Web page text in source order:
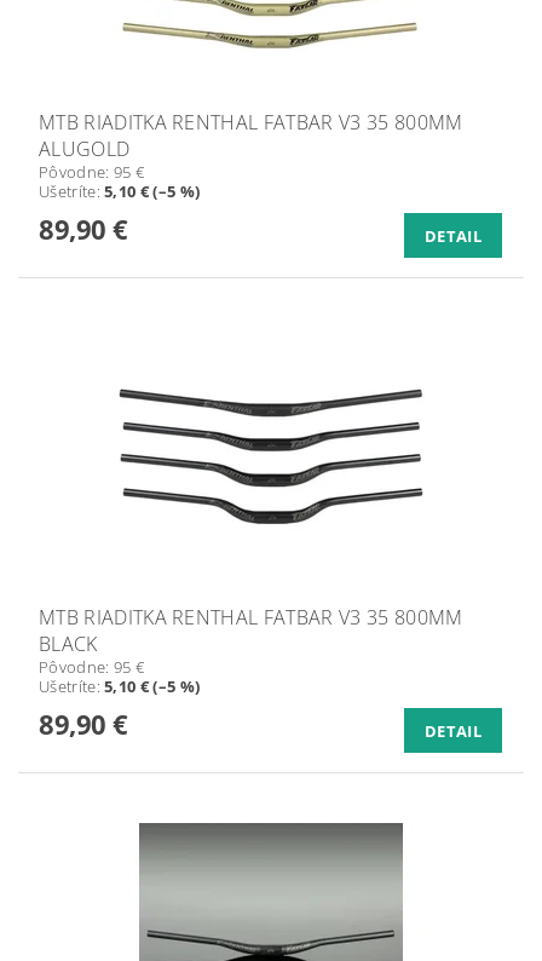
MTB RIADITKA RENTHAL FATBAR V3 35 800MM
ALUGOLD
Pôvodne: 95 €
Ušetríte:5,10 € (–5 %)
89,90 € DETAIL
MTB RIADITKA RENTHAL FATBAR V3 35 800MM
BLACK
Pôvodne: 95 €
Ušetríte:5,10 € (–5 %)
89,90 € DETAIL